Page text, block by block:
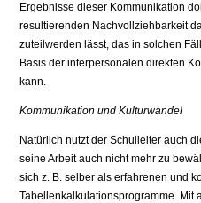
Ergebnisse dieser Kommunikation
resultierenden Nachvollziehbarkeit
zuteilwerden lässt, das in solchen
Basis der interpersonalen direkten
kann.
Kommunikation und Kulturwandel
Natürlich nutzt der Schulleiter auch
seine Arbeit auch nicht mehr zu
sich z. B. selber als erfahrenen und
Tabellenkalkulationsprogramme. Mit